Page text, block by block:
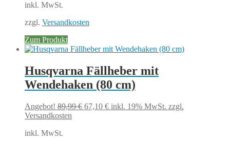
inkl. MwSt.
zzgl. Versandkosten
Zum Produkt
Husqvarna Fällheber mit
Wendehaken (80 cm)
Angebot! 89,99€ Ursprünglicher
67,10 €Aktueller
inkl. 19% MwSt. zzgl.
Versandkosten
inkl. MwSt.